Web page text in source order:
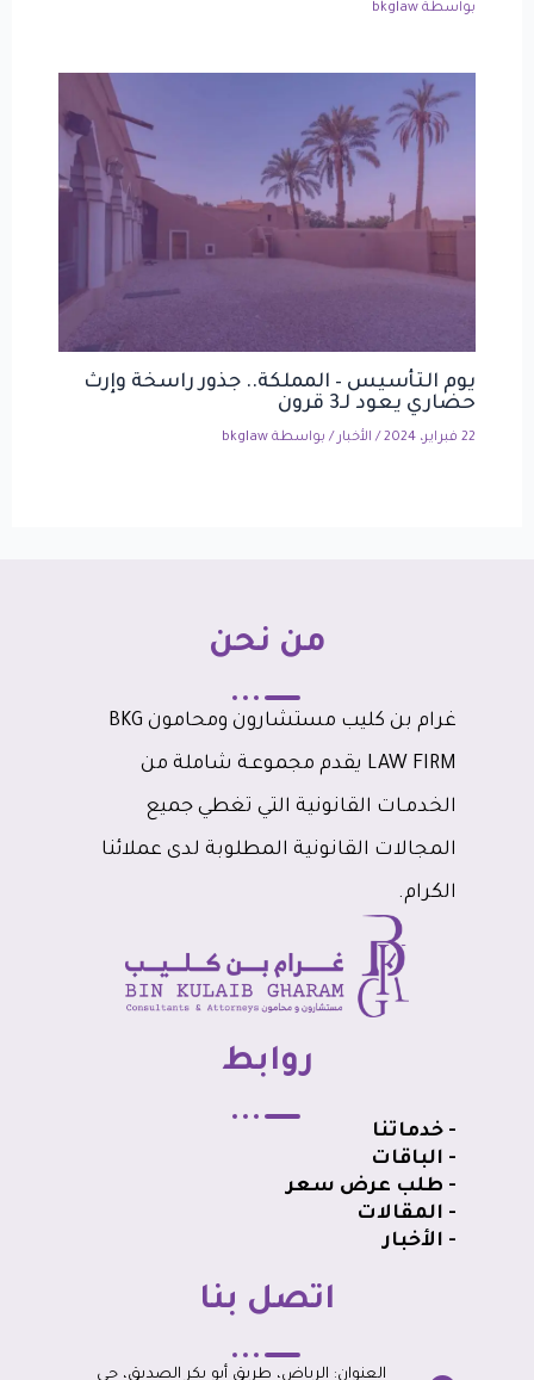
بواسطة bkglaw
يوم التأسيس – المملكة.. جذور راسخة وإرث
حضاري يعود لـ3 قرون
22 فبراير، 2024 / الأخبار / بواسطة bkglaw
من نحن
غرام بن كليب مستشارون ومحامون BKG
LAW FIRM يقدم مجموعـة شاملة من
الخدمـات القانونية التي تغطي جميع
المجالات القانونية المطلوبة لدى عملائنا
الكرام.
روابط
- خدماتنا
- الباقات
- طلب عرض سعر
- المقالات
- الأخبار
اتصل بنا
العنوان: الرياض، طريق أبو بكر الصديق، حي